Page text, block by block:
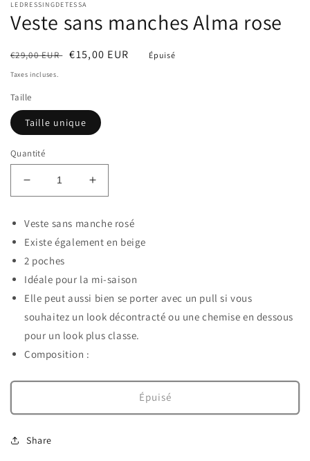
modale
LEDRESSINGDETESSA
Veste sans manches Alma rose
Prix
habituel
€29,00 EUR Prix
€15,00 EUR Épuisé
Taxes incluses.
Taille
Taille unique
Quantité
Réduire
la
de
Veste
sans
manches
Alma
rose
Augmenter
la
de
Veste
manches
Alma
rose
Veste sans manche rosé
Existe également en beige
2 poches
Idéale pour la mi-saison
Elle peut aussi bien se porter avec un pull si vous
souhaitez un look décontracté ou une chemise en dessous
pour un look plus classe.
Composition :
Épuisé
Share